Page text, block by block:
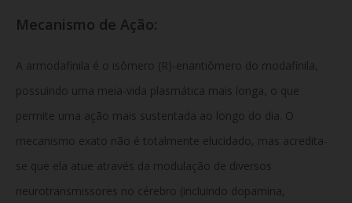
Mecanismo de Ação:
A armodafinila é o isômero (R)-enantiômero do modafinila,
possuindo uma meia-vida plasmática mais longa, o que
permite uma ação mais sustentada ao longo do dia. O
mecanismo exato não é totalmente elucidado, mas acredita-
se que ela atue através da modulação de diversos
neurotransmissores no cérebro (incluindo dopamina,